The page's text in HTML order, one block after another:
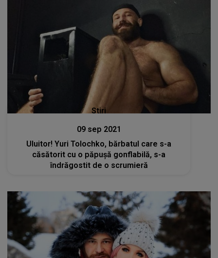
Stiri
09 sep 2021
Uluitor! Yuri Tolochko, bărbatul care s-a
căsătorit cu o păpușă gonflabilă, s-a
îndrăgostit de o scrumieră